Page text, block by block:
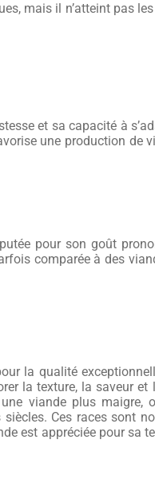
mais il n’atteint pas
et sa capacité à
une production de
pour son goût
comparée à des
la qualité
la texture, la saveur et
viande plus maigre,
Ces races sont
est appréciée pour sa